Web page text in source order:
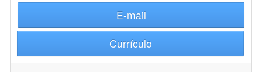
E-mail
Currículo